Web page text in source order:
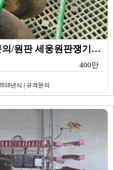
제조사문의/쟁기/규격문의/원판 세웅원판쟁기8년
400만
년식 | 규격문의